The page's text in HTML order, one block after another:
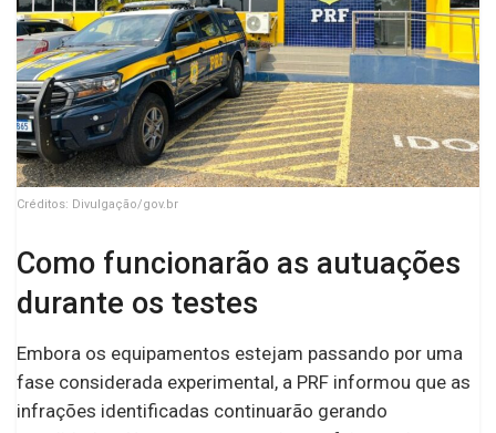
Créditos: Divulgação/gov.br
Como funcionarão as autuações
durante os testes
Embora os equipamentos estejam passando por uma
fase considerada experimental, a PRF informou que as
infrações identificadas continuarão gerando